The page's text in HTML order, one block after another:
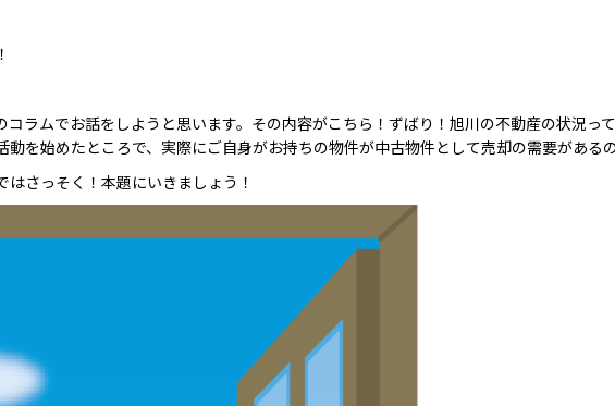
ラムでお話をしようと思います。その内容がこちら！ずばり！旭川の不動産の状況っ
を始めたところで、実際にご自身がお持ちの物件が中古物件として売却の需要がある
さっそく！本題にいきましょう！